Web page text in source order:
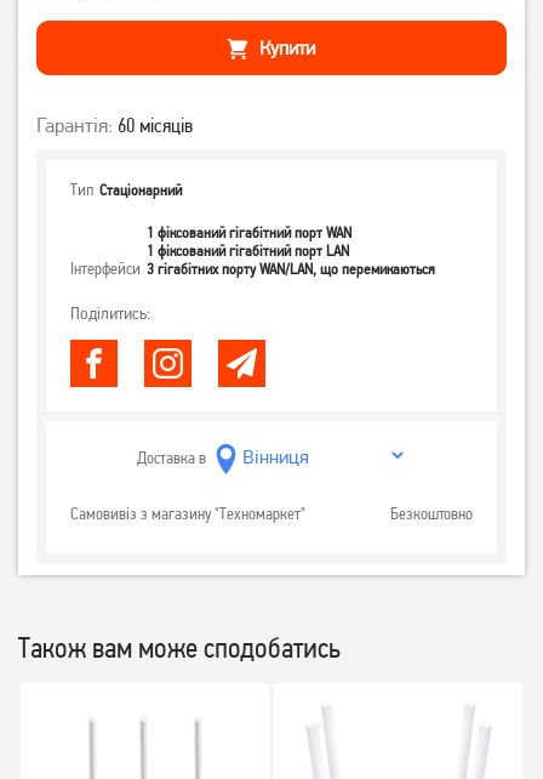
Купити
Гарантія: 60 місяців
Тип Стаціонарний
Інтерфейси
1 фіксований гігабітний порт WAN
1 фіксований гігабітний порт LAN
3 гігабітних порту WAN/LAN, що перемикаються
Поділитись:
Доставка в
Самовивіз з магазину "Техномаркет" Безкоштовно
Також вам може сподобатись